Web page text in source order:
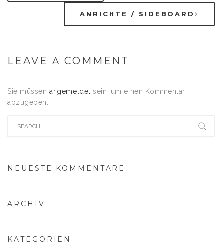
ANRICHTE / SIDEBOARD
LEAVE A COMMENT
Sie müssenangemeldet sein, um einen Kommentar
abzugeben.
NEUESTE KOMMENTARE
ARCHIV
KATEGORIEN